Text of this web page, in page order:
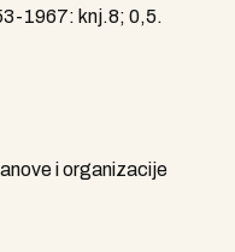
1967: knj.8; 0,5.
i organizacije